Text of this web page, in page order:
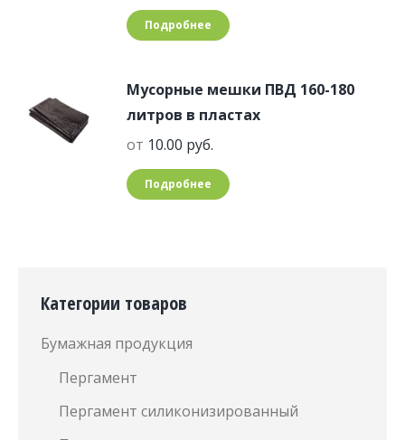
Подробнее
Мусорные мешки ПВД 160-180
литров в пластах
от 10.00 руб.
Подробнее
Категории товаров
Бумажная продукция
Пергамент
Пергамент силиконизированный